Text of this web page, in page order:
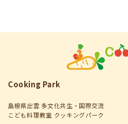
Cooking Park
島根県出雲 多文化共生・国際交流
こども料理教室 クッキングパーク